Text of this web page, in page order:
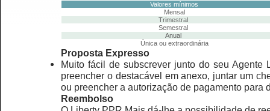
Valores mínimos
Mensal
Trimestral
Semestral
Anual
Única ou extraordinária
Proposta Expresso
Muito fácil de subscrever junto do seu Agente
preencher o destacável em anexo, juntar um
ou preencher a autorização de pagamento para
Reembolso